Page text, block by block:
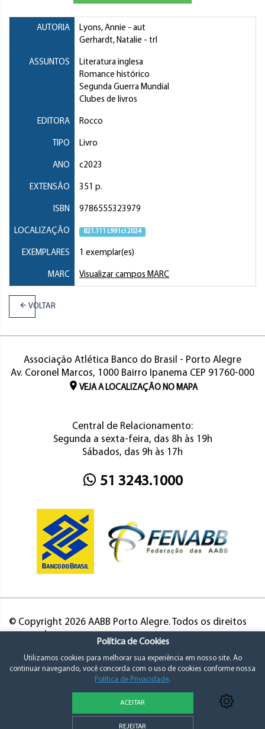
AUTORIA Lyons, Annie - aut
Gerhardt, Natalie - trl
ASSUNTOS
Literatura inglesa
Romance histórico
Segunda Guerra Mundial
Clubes de livros
EDITORA Rocco
TIPO Livro
ANO c2023
EXTENSÃO 351 p.
ISBN 9786555323979
LOCALIZAÇÃO 821.111 L991cl 2024
EXEMPLARES 1 exemplar(es)
MARC Visualizar campos MARC
VOLTAR
Associação Atlética Banco do Brasil - Porto Alegre
Av. Coronel Marcos, 1000 Bairro Ipanema CEP 91760-000
VEJA A LOCALIZAÇÃO NO MAPA
Central de Relacionamento:
Segunda a sexta-feira, das 8h às 19h
Sábados, das 9h às 17h
51 3243.1000
© Copyright 2026 AABB Porto Alegre. Todos os direitos
Política de Privacidade e Consentimento
Política de Cookies
Utilizamos cookies para melhorar sua experiência em nosso site. Ao
continuar navegando, você concorda com o uso de cookies conforme nossa
Política de Privacidade.
ACEITAR
REJEITAR